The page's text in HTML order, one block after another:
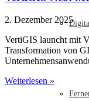
2. Dezember 2025
VertiGIS launcht mit
Transformation von
Weiterlesen »